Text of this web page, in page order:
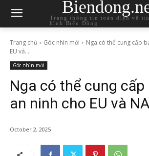
Trang thông tin toàn diện về
hình Biển Đông
Trang chủ Góc nhìn mới
Nga có thể cung cấp
EU và...
Góc nhìn mới
Nga có thể cung cấp
an ninh cho EU và
October 2, 2025